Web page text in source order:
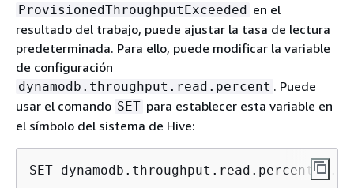
ProvisionedThroughputExceeded en el
resultado del trabajo, puede ajustar la tasa de lectura
predeterminada. Para ello, puede modificar la variable
de configuración
dynamodb.throughput.read.percent . Puede
usar el comando SET para establecer esta variable en
el símbolo del sistema de Hive:
SET dynamodb.throughput.read.percent=1.0;